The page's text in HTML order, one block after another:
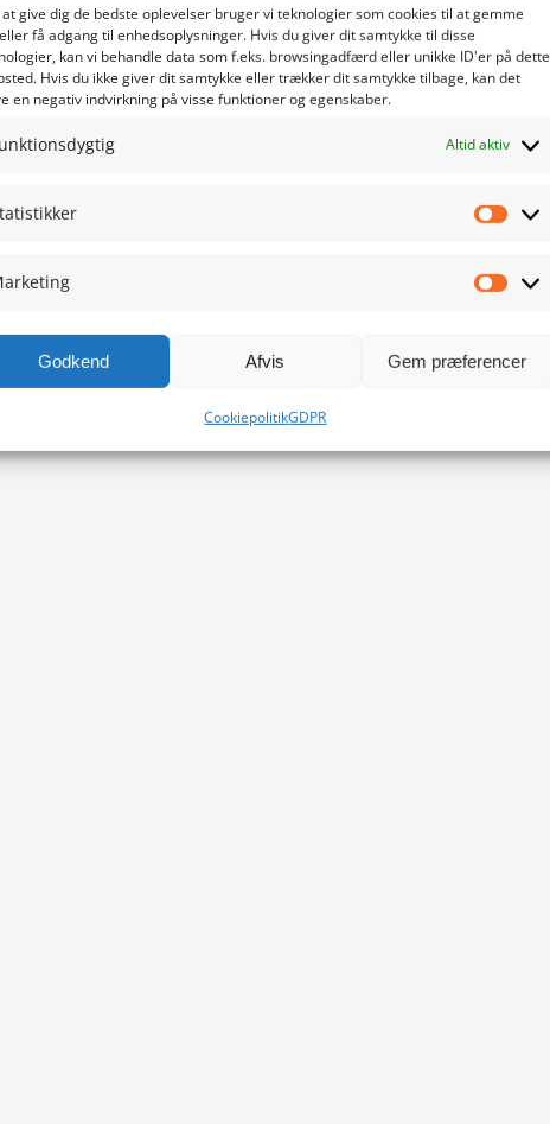
at give dig de bedste oplevelser bruger vi teknologier som cookies til at gemme
få adgang til enhedsoplysninger. Hvis du giver dit samtykke til disse
kan vi behandle data som f.eks. browsingadfærd eller unikke ID'er på dette
Hvis du ikke giver dit samtykke eller trækker dit samtykke tilbage, kan det
en negativ indvirkning på visse funktioner og egenskaber.
Altid aktiv
Godkend Afvis Gem præferencer
CookiepolitikGDPR